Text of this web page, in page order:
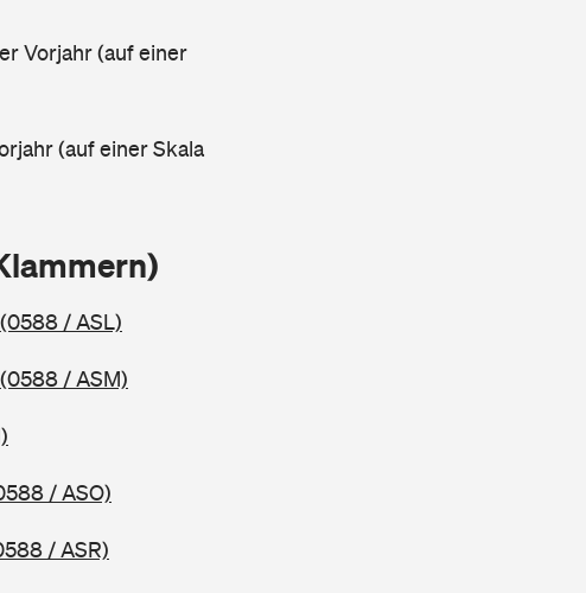
Vorjahr (auf einer
(auf einer Skala
(0588 / ASL)
(0588 / ASM)
/ ASO)
/ ASR)